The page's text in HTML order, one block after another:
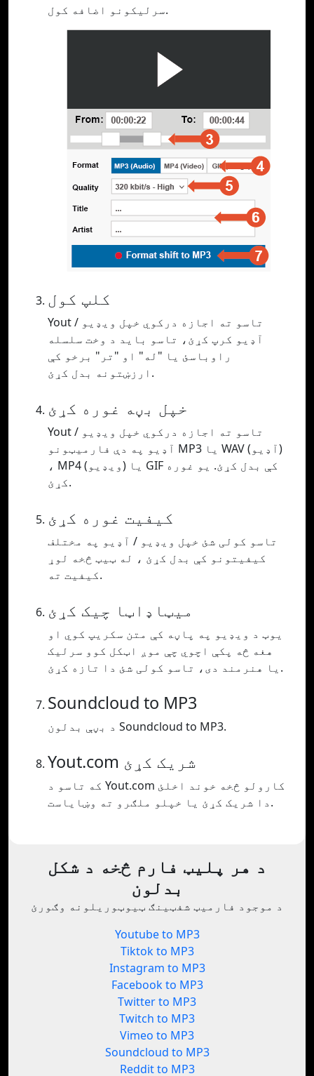
سرلیکونو اضافه کول.
کلپ کول
Yout تاسو ته اجازه درکوي خپل ویډیو /
آډیو کرپ کړئ، تاسو باید د وخت سلسله
راوباسئ یا "له" او "تر" برخو کې
ارزښتونه بدل کړئ.
خپل بڼه غوره کړئ
Yout تاسو ته اجازه درکوي خپل ویډیو /
آډیو په دې فارمیټونو MP3 یا WAV (آډیو)
، MP4 (ویډیو) یا GIF کې بدل کړئ. یو غوره
کړئ.
کیفیت غوره کړئ
تاسو کولی شئ خپل ویډیو / آډیو په مختلف
کیفیتونو کې بدل کړئ ، له ټیټ څخه لوړ
کیفیت ته.
میټاډاټا چیک کړئ
یوټ د ویډیو په پاڼه کې متن سکریپ کوي او
هغه څه پکې اچوي چې موږ اټکل کوو سرلیک
یا هنرمند دی، تاسو کولی شئ دا تازه کړئ.
Soundcloud to MP3
د بڼې بدلون Soundcloud to MP3.
Yout.com شریک کړئ
که تاسو د Yout.com کارولو څخه خوند اخلئ
دا شریک کړئ یا خپلو ملګرو ته وښایاست.
د هر پلیټ فارم څخه د شکل
بدلون
د موجود فارمیټ شفټینګ ټیوټوریلونه وګورئ
Youtube to MP3
Tiktok to MP3
Instagram to MP3
Facebook to MP3
Twitter to MP3
Twitch to MP3
Vimeo to MP3
Soundcloud to MP3
Reddit to MP3